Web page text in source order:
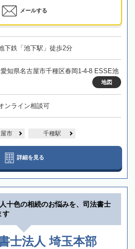
メールする
下鉄「池下駅」徒歩2分
知県名古屋市千種区春岡1-4-8 ESSE池
地図
ンライン相談可
市 千種駅
詳細を見る
十色の相続のお悩みを、司法書士
す
士法人 埼玉本部